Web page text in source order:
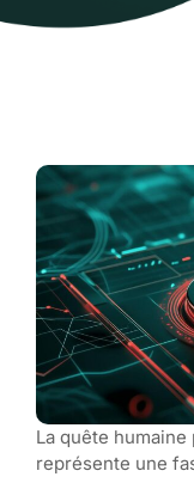
La quête
représente une